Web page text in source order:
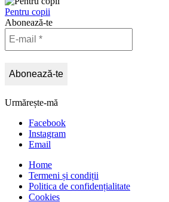
Pentru copii
Abonează-te
Urmărește-mă
Facebook
Instagram
Email
Home
Termeni și condiții
Politica de confidențialitate
Cookies